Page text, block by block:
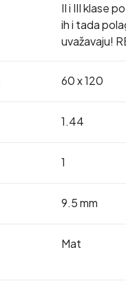
II i III klase
ih i tada
uvažavaju!
60 x 120
1.44
1
9.5 mm
Mat